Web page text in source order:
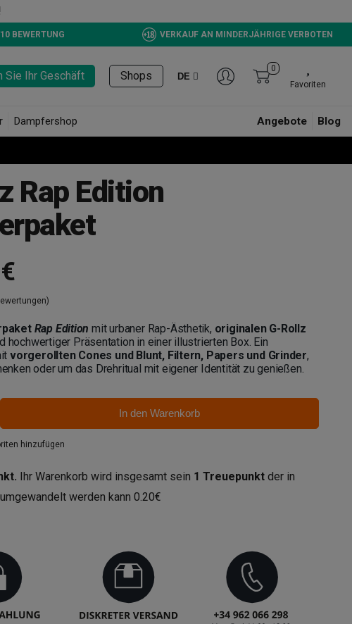
BEWERTUNG VERKAUF AN MINDERJÄHRIGE VERBOTEN
Sie Ihr Geschäft Shops DE
0
Favoriten
Dampfershop Angebote Blog
Rap Edition
Rap Edition mit urbaner Rap-Ästhetik, originalen G-Rollz
hochwertiger Präsentation in einer illustrierten Box. Ein
vorgerollten Cones und Blunt, Filtern, Papers und Grinder,
oder um das Drehritual mit eigener Identität zu genießen.
In den Warenkorb
hinzufügen
Ihr Warenkorb wird insgesamt sein 1 Treuepunkt der in
werden kann 0.20€